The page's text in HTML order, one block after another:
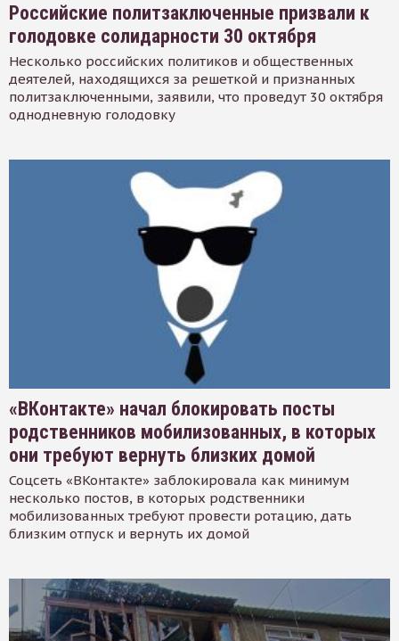
Российские политзаключенные призвали к
голодовке солидарности 30 октября
Несколько российских политиков и общественных
деятелей, находящихся за решеткой и признанных
политзаключенными, заявили, что проведут 30 октября
однодневную голодовку
«ВКонтакте» начал блокировать посты
родственников мобилизованных, в которых
они требуют вернуть близких домой
Соцсеть «ВКонтакте» заблокировала как минимум
несколько постов, в которых родственники
мобилизованных требуют провести ротацию, дать
близким отпуск и вернуть их домой